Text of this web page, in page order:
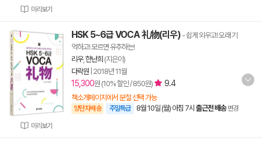
미리보기
미리보기
HSK 5~6급 VOCA 礼物(리우) - 쉽게 외우고! 오래 기
억하고! 모르면 유추하는!
리우, 한난희 (지은이)
다락원 2018년 11월
15,300원 (10% 할인 / 850원) 9.4
책소개페이지에서 분철 선택 가능
양탄자배송 주말특급 8월 10일 (월) 아침 7시 출근전 배송 변경